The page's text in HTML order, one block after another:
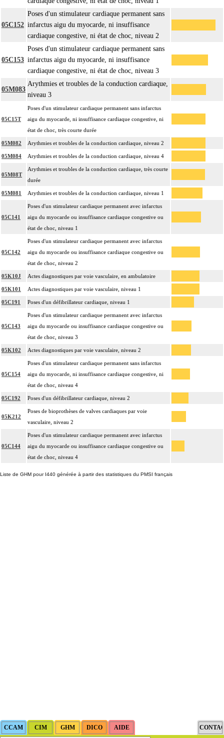
05C152
Poses d'un stimulateur cardiaque permanent sans
infarctus aigu du myocarde, ni insuffisance
cardiaque congestive, ni état de choc, niveau 2
05C153
Poses d'un stimulateur cardiaque permanent sans
infarctus aigu du myocarde, ni insuffisance
cardiaque congestive, ni état de choc, niveau 3
05M083
Arythmies et troubles de la conduction cardiaque,
niveau 3
05C15T
Poses d'un stimulateur cardiaque permanent sans infarctus
aigu du myocarde, ni insuffisance cardiaque congestive, ni
état de choc, très courte durée
05M082 Arythmies et troubles de la conduction cardiaque, niveau 2
05M084 Arythmies et troubles de la conduction cardiaque, niveau 4
05M08T
Arythmies et troubles de la conduction cardiaque, très courte
durée
05M081 Arythmies et troubles de la conduction cardiaque, niveau 1
05C141
Poses d'un stimulateur cardiaque permanent avec infarctus
aigu du myocarde ou insuffisance cardiaque congestive ou
état de choc, niveau 1
05C142
Poses d'un stimulateur cardiaque permanent avec infarctus
aigu du myocarde ou insuffisance cardiaque congestive ou
état de choc, niveau 2
05K10J Actes diagnostiques par voie vasculaire, en ambulatoire
05K101 Actes diagnostiques par voie vasculaire, niveau 1
05C191 Poses d'un défibrillateur cardiaque, niveau 1
05C143
Poses d'un stimulateur cardiaque permanent avec infarctus
aigu du myocarde ou insuffisance cardiaque congestive ou
état de choc, niveau 3
05K102 Actes diagnostiques par voie vasculaire, niveau 2
05C154
Poses d'un stimulateur cardiaque permanent sans infarctus
aigu du myocarde, ni insuffisance cardiaque congestive, ni
état de choc, niveau 4
05C192 Poses d'un défibrillateur cardiaque, niveau 2
05K212
Poses de bioprothèses de valves cardiaques par voie
vasculaire, niveau 2
05C144
Poses d'un stimulateur cardiaque permanent avec infarctus
aigu du myocarde ou insuffisance cardiaque congestive ou
état de choc, niveau 4
Liste de GHM pour I440 générée à partir des statistiques du PMSI français